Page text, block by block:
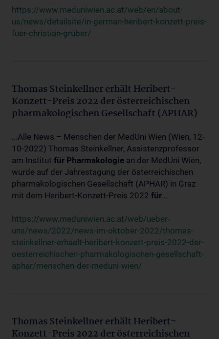
https://www.meduniwien.ac.at/web/en/about-
us/news/detailsite/in-german-heribert-konzett-preis-
fuer-christian-gruber/
Thomas Steinkellner erhält Heribert-
Konzett-Preis 2022 der österreichischen
pharmakologischen Gesellschaft (APHAR)
...Alle News – Menschen der MedUni Wien (Wien, 12-
10-2022) Thomas Steinkellner, Assistenzprofessor
am Institut für Pharmakologie an der MedUni Wien,
wurde auf der Jahrestagung der österreichischen
pharmakologischen Gesellschaft (APHAR) in Graz
mit dem Heribert-Konzett-Preis 2022 für...
https://www.meduniwien.ac.at/web/ueber-
uns/news/2022/news-im-oktober-2022/thomas-
steinkellner-erhaelt-heribert-konzett-preis-2022-der-
oesterreichischen-pharmakologischen-gesellschaft-
aphar/menschen-der-meduni-wien/
Thomas Steinkellner erhält Heribert-
Konzett-Preis 2022 der österreichischen